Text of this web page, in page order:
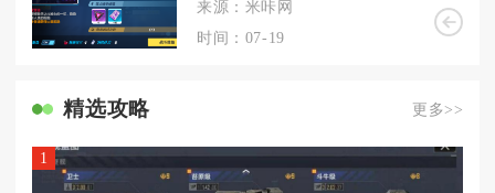
来源：米咔网
时间：07-19
精选攻略 更多>>
1